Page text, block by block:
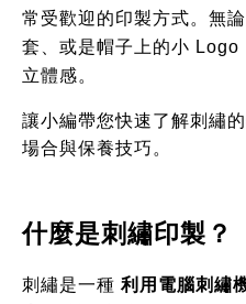
常受歡迎的印製方式。無
套、或是帽子上的小 Logo
立體感。
讓小編帶您快速了解刺繡
場合與保養技巧。
什麼是刺繡印製？
刺繡是一種 利用電腦刺繡